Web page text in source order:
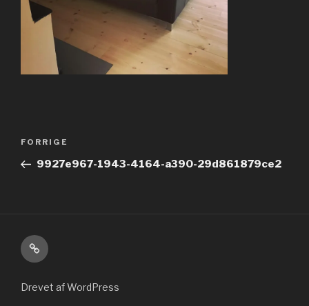
Forrige
indlæg
FORRIGE
9927e967-1943-4164-a390-29d861879ce2
Kontakt
Drevet af WordPress